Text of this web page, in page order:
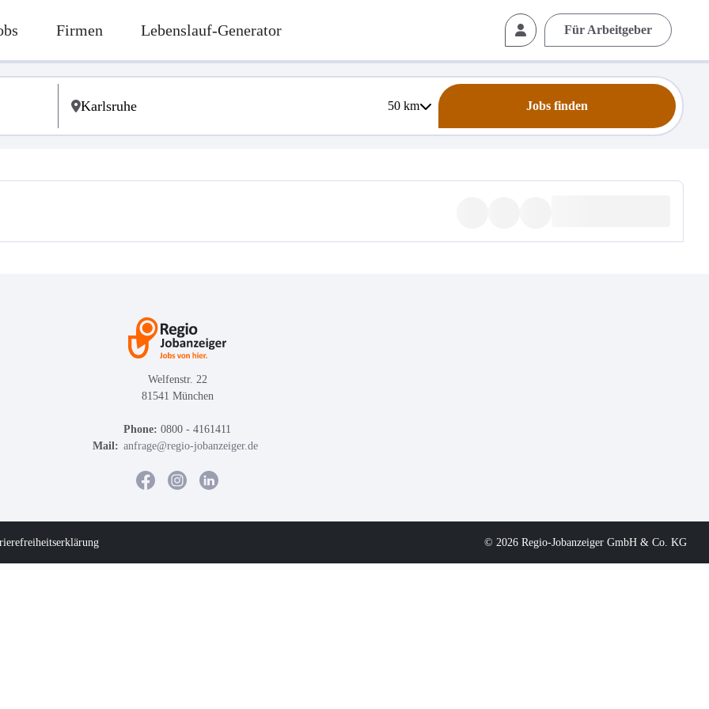
Firmen Lebenslauf-Generator Für Arbeitgeber
50km Jobs finden
Welfenstr. 22
81541 München
Phone: 0800 - 4161411
Mail: anfrage@regio-jobanzeiger.de
© 2026 Regio-Jobanzeiger GmbH & Co. KG